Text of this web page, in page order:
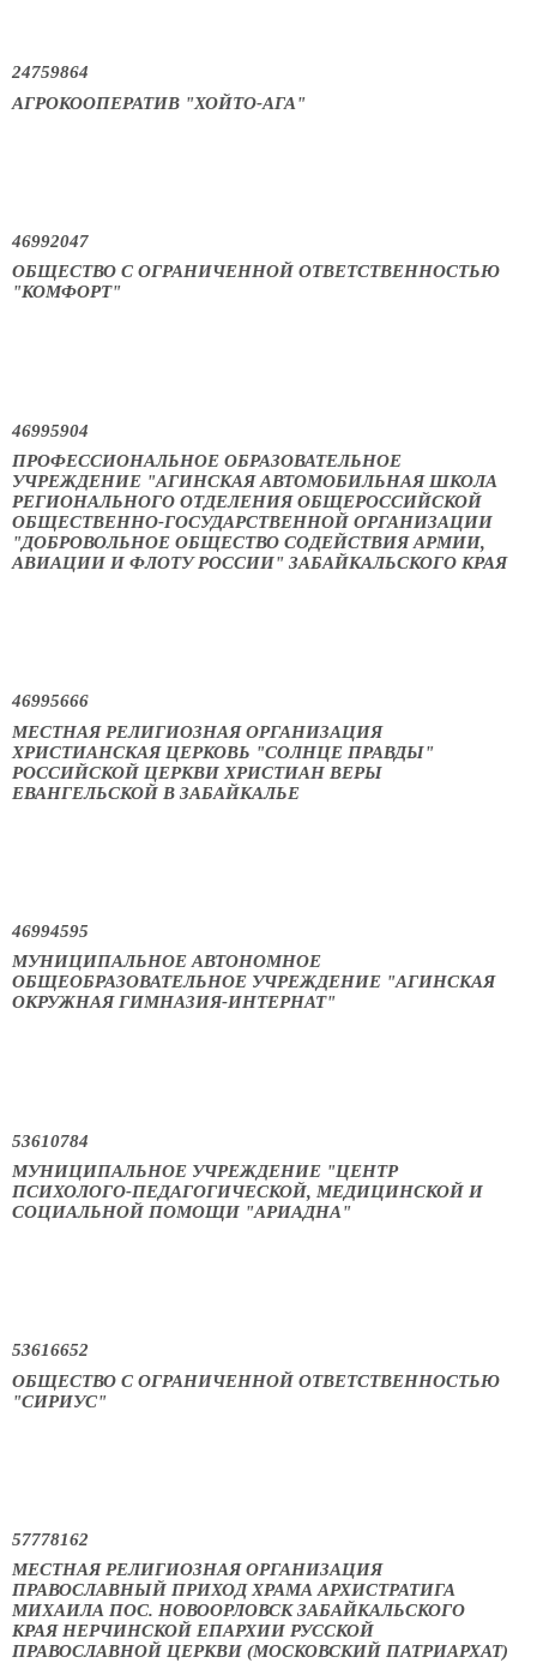
24759864
АГРОКООПЕРАТИВ "ХОЙТО-АГА"
46992047
ОБЩЕСТВО С ОГРАНИЧЕННОЙ ОТВЕТСТВЕННОСТЬЮ
"КОМФОРТ"
46995904
ПРОФЕССИОНАЛЬНОЕ ОБРАЗОВАТЕЛЬНОЕ
УЧРЕЖДЕНИЕ "АГИНСКАЯ АВТОМОБИЛЬНАЯ ШКОЛА
РЕГИОНАЛЬНОГО ОТДЕЛЕНИЯ ОБЩЕРОССИЙСКОЙ
ОБЩЕСТВЕННО-ГОСУДАРСТВЕННОЙ ОРГАНИЗАЦИИ
"ДОБРОВОЛЬНОЕ ОБЩЕСТВО СОДЕЙСТВИЯ АРМИИ,
АВИАЦИИ И ФЛОТУ РОССИИ" ЗАБАЙКАЛЬСКОГО КРАЯ
46995666
МЕСТНАЯ РЕЛИГИОЗНАЯ ОРГАНИЗАЦИЯ
ХРИСТИАНСКАЯ ЦЕРКОВЬ "СОЛНЦЕ ПРАВДЫ"
РОССИЙСКОЙ ЦЕРКВИ ХРИСТИАН ВЕРЫ
ЕВАНГЕЛЬСКОЙ В ЗАБАЙКАЛЬЕ
46994595
МУНИЦИПАЛЬНОЕ АВТОНОМНОЕ
ОБЩЕОБРАЗОВАТЕЛЬНОЕ УЧРЕЖДЕНИЕ "АГИНСКАЯ
ОКРУЖНАЯ ГИМНАЗИЯ-ИНТЕРНАТ"
53610784
МУНИЦИПАЛЬНОЕ УЧРЕЖДЕНИЕ "ЦЕНТР
ПСИХОЛОГО-ПЕДАГОГИЧЕСКОЙ, МЕДИЦИНСКОЙ И
СОЦИАЛЬНОЙ ПОМОЩИ "АРИАДНА"
53616652
ОБЩЕСТВО С ОГРАНИЧЕННОЙ ОТВЕТСТВЕННОСТЬЮ
"СИРИУС"
57778162
МЕСТНАЯ РЕЛИГИОЗНАЯ ОРГАНИЗАЦИЯ
ПРАВОСЛАВНЫЙ ПРИХОД ХРАМА АРХИСТРАТИГА
МИХАИЛА ПОС. НОВООРЛОВСК ЗАБАЙКАЛЬСКОГО
КРАЯ НЕРЧИНСКОЙ ЕПАРХИИ РУССКОЙ
ПРАВОСЛАВНОЙ ЦЕРКВИ (МОСКОВСКИЙ ПАТРИАРХАТ)